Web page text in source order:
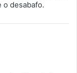
o desabafo.